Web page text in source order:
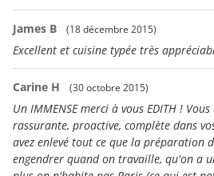
James B (18 décembre 2015)
Excellent et cuisine typée très
Carine H (30 octobre 2015)
Un IMMENSE merci à vous EDITH !
rassurante, proactive, complète dans
avez enlevé tout ce que la préparation
engendrer quand on travaille, qu'on a